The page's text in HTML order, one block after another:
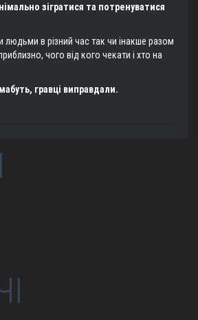
зігратися та потренуватися
в різний час так чи інакше разом
чого від кого чекати і хто на
гравці виправдали.